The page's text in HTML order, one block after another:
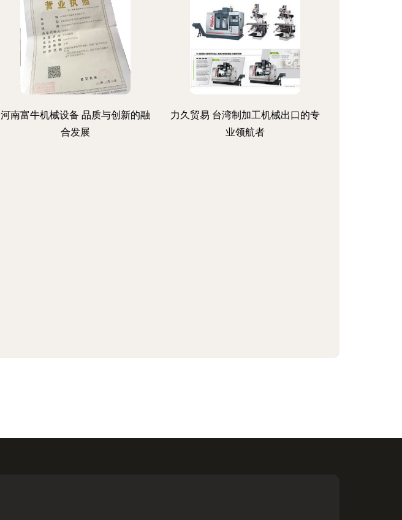
河南富牛机械设备 品质与创新的融
合发展
力久贸易 台湾制加工机械出口的专
业领航者